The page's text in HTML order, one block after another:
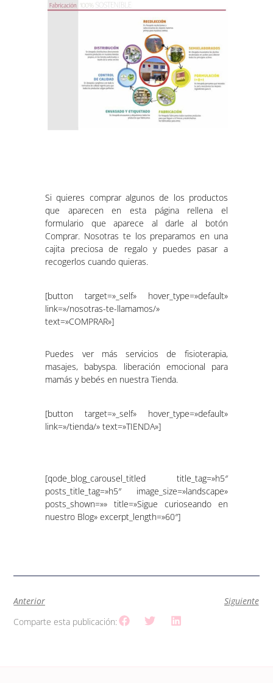
Si quieres comprar algunos de los productos
que aparecen en esta página rellena el
formulario que aparece al darle al botón
Comprar. Nosotras te los preparamos en una
cajita preciosa de regalo y puedes pasar a
recogerlos cuando quieras.
[button target=»_self» hover_type=»default»
link=»/nosotras-te-llamamos/»
text=»COMPRAR»]
Puedes ver más servicios de fisioterapia,
masajes, babyspa. liberación emocional para
mamás y bebés en nuestra Tienda.
[button target=»_self» hover_type=»default»
link=»/tienda/» text=»TIENDA»]
[qode_blog_carousel_titled title_tag=»h5″
posts_title_tag=»h5″ image_size=»landscape»
posts_shown=»» title=»Sigue curioseando en
nuestro Blog» excerpt_length=»60″]
Anterior
Siguiente
Comparte esta publicación: